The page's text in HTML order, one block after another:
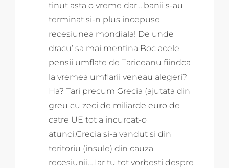
tinut asta o vreme dar….banii s-au
terminat si-n plus incepuse
recesiunea mondiala! De unde
dracu’ sa mai mentina Boc acele
pensii umflate de Tariceanu fiindca
la vremea umflarii veneau alegeri?
Ha? Tari precum Grecia (ajutata din
greu cu zeci de miliarde euro de
catre UE tot a incurcat-o
atunci.Grecia si-a vandut si din
teritoriu (insule) din cauza
recesiunii….Iar tu tot vorbesti despre